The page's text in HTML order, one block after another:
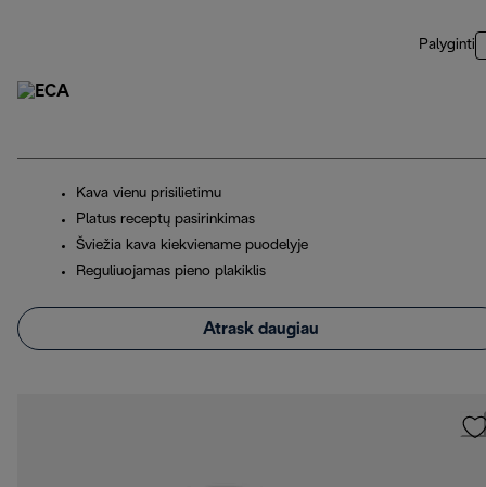
Palyginti
Kava vienu prisilietimu
Platus receptų pasirinkimas
Šviežia kava kiekviename puodelyje
Reguliuojamas pieno plakiklis
Atrask daugiau